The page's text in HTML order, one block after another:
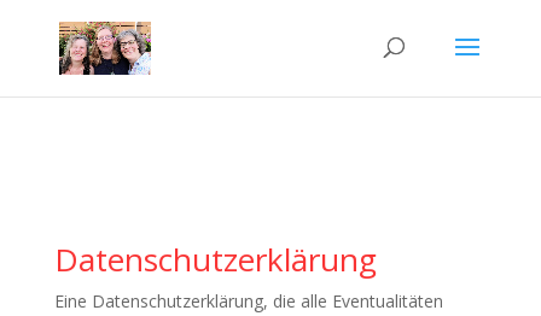
Datenschutzerklärung
Eine Datenschutzerklärung, die alle Eventualitäten